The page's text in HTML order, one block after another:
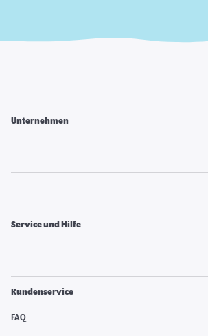
Unternehmen
Service und Hilfe
Kundenservice
FAQ